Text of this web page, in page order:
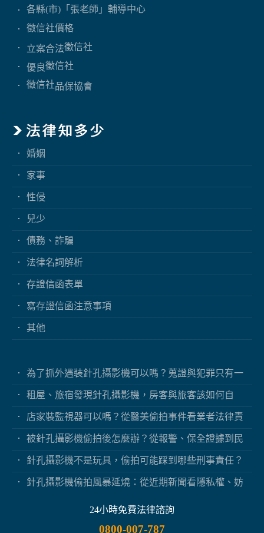
各縣(市)「張老師」輔導中心
徵信社價格
立案合法徵信社
優良徵信社
徵信社品保協會
婚姻
家事
性侵
兒少
債務、詐騙
法律名詞解析
存證信函表單
寫存證信函注意事項
其他
為了抓外遇裝針孔攝影機可以嗎？蒐證與犯罪只有一
租屋、旅宿發現針孔攝影機，房客與旅客該如何自
店家裝監視器可以嗎？從醫美偷拍事件看業者法律責
被針孔攝影機偷拍後怎麼辦？從報警、保全證據到民
針孔攝影機不是玩具，偷拍可能踩到哪些刑事責任？
針孔攝影機偷拍風暴延燒：從近期新聞看隱私權、妨
24小時免費法律諮詢
0800-007-787